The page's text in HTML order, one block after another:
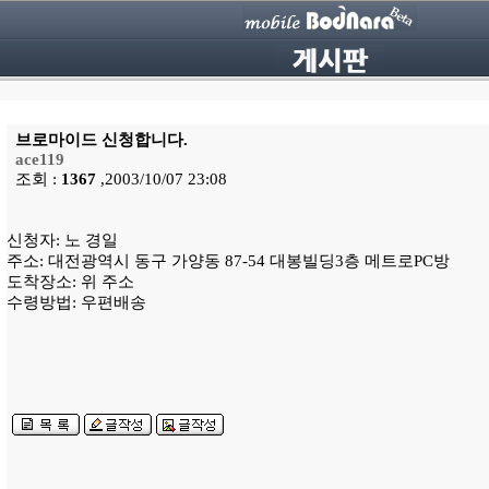
브로마이드 신청합니다.
ace119
조회 : 1367 ,2003/10/07 23:08
신청자: 노 경일
주소: 대전광역시 동구 가양동 87-54 대봉빌딩3층 메트로PC방
도착장소: 위 주소
수령방법: 우편배송